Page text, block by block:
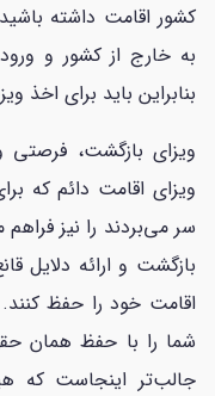
به خارج از کشور و
بنابراین باید برای
ویزای بازگشت، فرصتی
ویزای اقامت دائم که
سر می‌بردند را نیز
بازگشت و ارائه دلایل
اقامت خود را حفظ
شما را با حفظ همان
جالب‌تر اینجاست که